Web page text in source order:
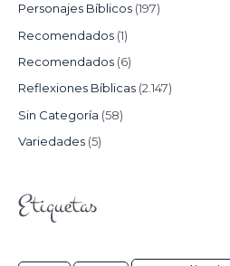
Personajes Bíblicos (197)
Recomendados (1)
Recomendados (6)
Reflexiones Bíblicas (2.147)
Sin Categoría (58)
Variedades (5)
Etiquetas